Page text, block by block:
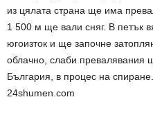
из цялата страна ще има
1 500 м ще вали сняг. В петък
югоизток и ще започне
облачно, слаби
България, в процес на спиране.
24shumen.com